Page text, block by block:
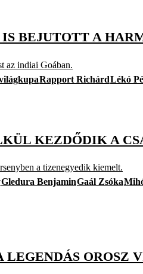
IS BEJUTOTT A
az indiai Goában.
Rapport RichárdLékó
KEZDŐDIK A
a tizenegyedik kiemelt.
Gledura BenjaminGaál Zsóka
OROSZ